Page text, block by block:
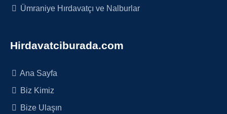
Ümraniye Hırdavatçı ve Nalburlar
Hirdavatciburada.com
Ana Sayfa
Biz Kimiz
Bize Ulaşın